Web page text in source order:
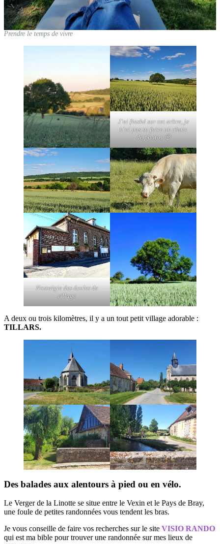
Prendre le temps de vivre
J’ai flashé sur cet arbre, je
n’ai pas su faire un choix
de photos 🙂
Nostalgie des écoles de
village
A deux ou trois kilomètres, il y a un tout petit village adorable :
TILLARS.
Des balades aux alentours à pied ou en vélo.
Le Verger de la Linotte se situe entre le Vexin et le Pays de Bray,
une foule de petites randonnées vous tendent les bras.
Je vous conseille de faire vos recherches sur le site VISIO RANDO
qui est ma bible pour trouver une randonnée sur mes lieux de